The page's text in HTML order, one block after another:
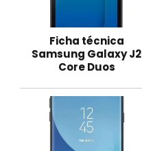
Ficha técnica
Samsung Galaxy J2
Core Duos